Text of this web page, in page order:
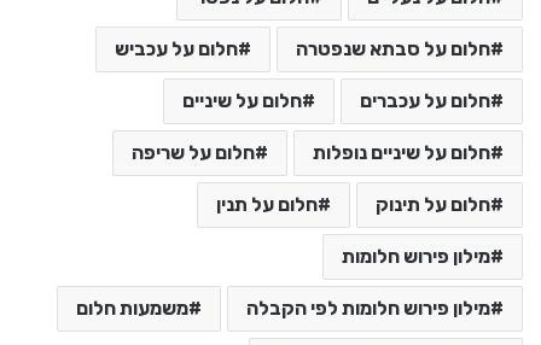
חלום על סבתא שנפטרה חלום על עכביש
חלום על עכברים חלום על שיניים
חלום על שיניים נופלות חלום על שריפה
חלום על תינוק חלום על תנין
מילון פירוש חלומות
מילון פירוש חלומות לפי הקבלה משמעות חלום